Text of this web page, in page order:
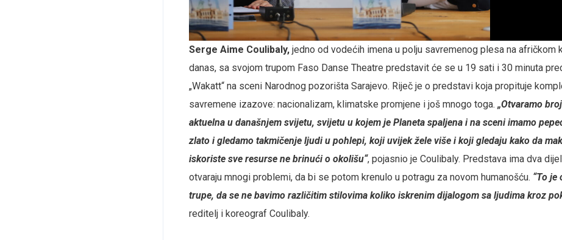
Serge Aime Coulibaly, jedno od vodećih imena u polju savremenog plesa na afričkom
danas, sa svojom trupom Faso Danse Theatre predstavit će se u 19 sati i 30 minuta
„Wakatt“ na sceni Narodnog pozorišta Sarajevo. Riječ je o predstavi koja propituje
savremene izazove: nacionalizam, klimatske promjene i još mnogo toga. „Otvaramo
aktuelna u današnjem svijetu, svijetu u kojem je Planeta spaljena i na sceni imamo
zlato i gledamo takmičenje ljudi u pohlepi, koji uvijek žele više i koji gledaju kako da
iskoriste sve resurse ne brinući o okolišu“, pojasnio je Coulibaly. Predstava ima dva
otvaraju mnogi problemi, da bi se potom krenulo u potragu za novom humanošću. “To je
trupe, da se ne bavimo različitim stilovima koliko iskrenim dijalogom sa ljudima kroz
reditelj i koreograf Coulibaly.